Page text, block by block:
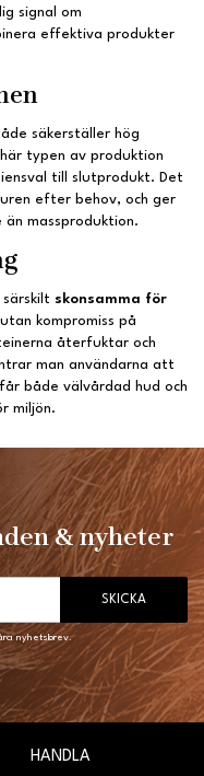
signal om
effektiva produkter
säkerställer hög
typen av produktion
till slutprodukt. Det
efter behov, och ger
massproduktion.
särskilt skonsamma för
kompromiss på
återfuktar och
man användarna att
både välvårdad hud och
miljön.
& nyheter
SKICKA
nyhetsbrev.
HANDLA